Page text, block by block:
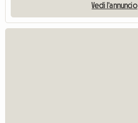
Vedi l'annuncio